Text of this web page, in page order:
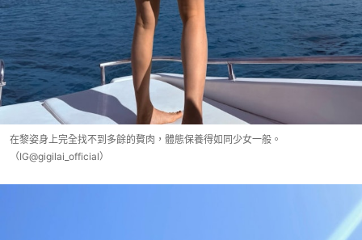
在黎姿身上完全找不到多餘的贅肉，體態保養得如同少女一般。
（IG@gigilai_official）